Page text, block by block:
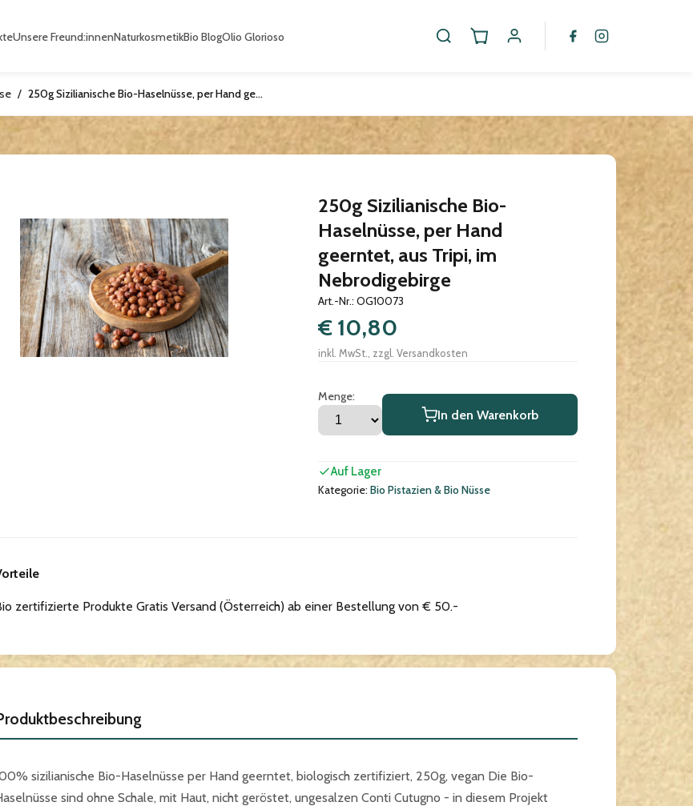
Unsere Freund:innenNaturkosmetikBio BlogOlio Glorioso
/ 250g Sizilianische Bio-Haselnüsse, per Hand geerntet, aus Tripi, im Nebrodigebirge
250g Sizilianische Bio-
Haselnüsse, per Hand
geerntet, aus Tripi, im
Nebrodigebirge
Art.-Nr.: OG10073
€ 10,80
inkl. MwSt., zzgl. Versandkosten
Menge:
In den Warenkorb
Auf Lager
Kategorie: Bio Pistazien & Bio Nüsse
zertifizierte Produkte Gratis Versand (Österreich) ab einer Bestellung von € 50.-
sizilianische Bio-Haselnüsse per Hand geerntet, biologisch zertifiziert, 250g, vegan Die Bio-
sind ohne Schale, mit Haut, nicht geröstet, ungesalzen Conti Cutugno - in diesem Projekt